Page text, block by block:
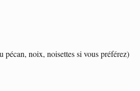
pécan, noix, noisettes si vous préférez)